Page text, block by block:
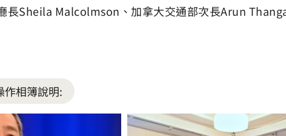
長Sheila Malcolmson、加拿大交通部次長Arun
作相簿說明: